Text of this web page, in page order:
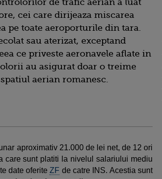
cei care dirijeaza miscarea
pe toate aeroporturile din tara.
sau aterizat, exceptand
ce priveste aeronavele aflate in
au asigurat doar o treime
aerian romanesc.
aproximativ 21.000 de lei net, de 12 ori
care sunt platiti la nivelul salariului mediu
date oferiteZF de catre INS. Acestia sunt